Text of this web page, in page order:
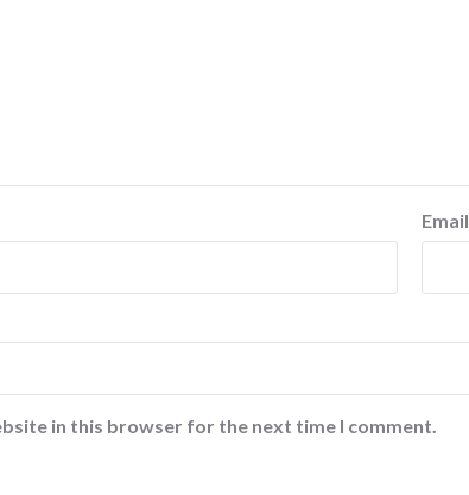
Email
in this browser for the next time I comment.